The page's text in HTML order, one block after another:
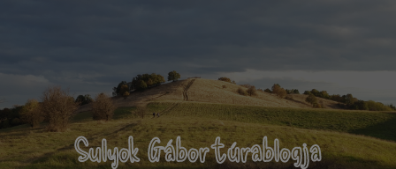
Sulyok Gábor túrablogja